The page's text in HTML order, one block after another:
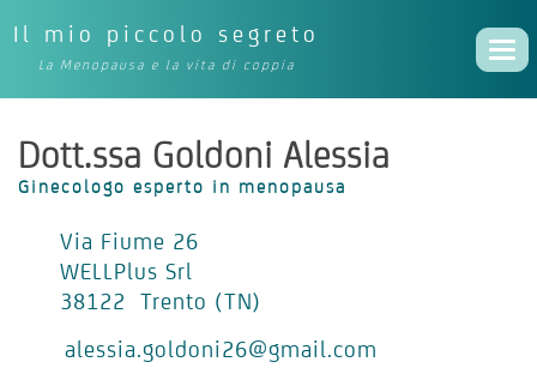
Il mio piccolo segreto
La Menopausa e la vita di coppia
Dott.ssa Goldoni Alessia
Ginecologo esperto in menopausa
Via Fiume 26
WELLPlus Srl
38122 Trento (TN)
alessia.goldoni26@gmail.com